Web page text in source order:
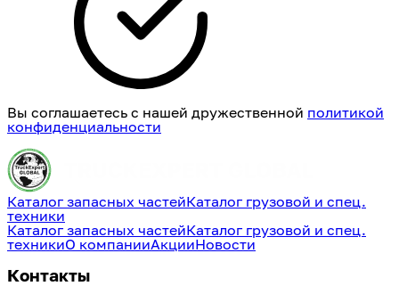
Вы соглашаетесь с нашей дружественной политикой
конфиденциальности
Каталог запасных частейКаталог грузовой и спец.
техники
Каталог запасных частейКаталог грузовой и спец.
техникиО компанииАкцииНовости
Контакты